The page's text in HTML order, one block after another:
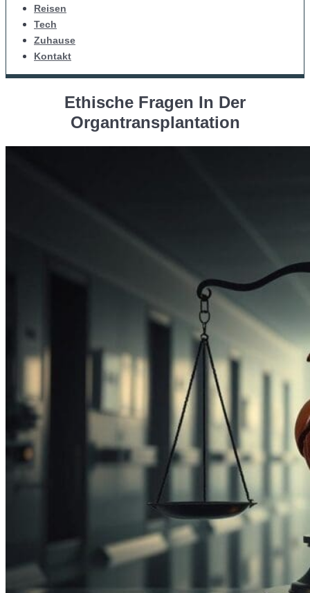
Reisen
Tech
Zuhause
Kontakt
Ethische Fragen In Der
Organtransplantation